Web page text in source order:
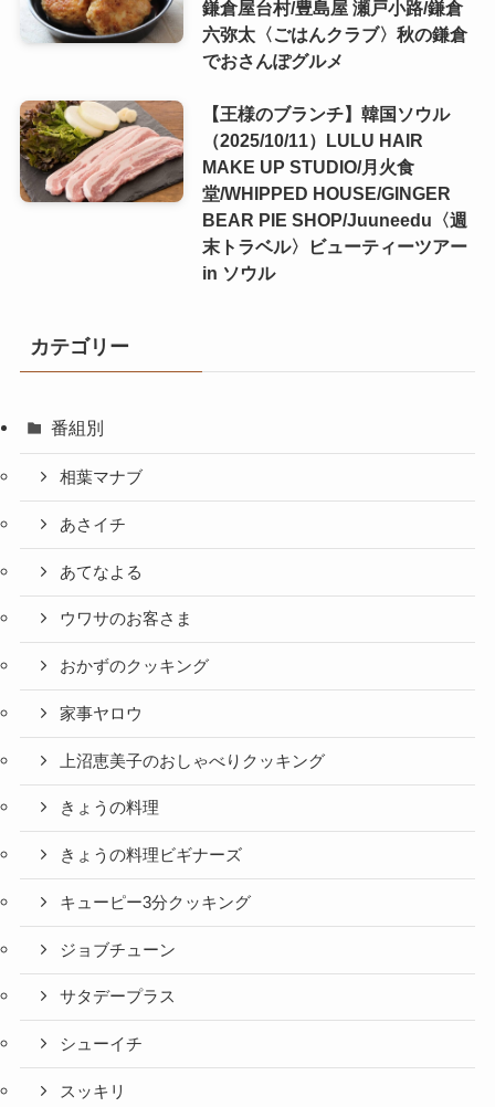
鎌倉屋台村/豊島屋 瀬戸小路/鎌倉
六弥太〈ごはんクラブ〉秋の鎌倉
でおさんぽグルメ
【王様のブランチ】韓国ソウル
（2025/10/11）LULU HAIR
MAKE UP STUDIO/月火食
堂/WHIPPED HOUSE/GINGER
BEAR PIE SHOP/Juuneedu〈週
末トラベル〉ビューティーツアー
in ソウル
カテゴリー
番組別
相葉マナブ
あさイチ
あてなよる
ウワサのお客さま
おかずのクッキング
家事ヤロウ
上沼恵美子のおしゃべりクッキング
きょうの料理
きょうの料理ビギナーズ
キューピー3分クッキング
ジョブチューン
サタデープラス
シューイチ
スッキリ